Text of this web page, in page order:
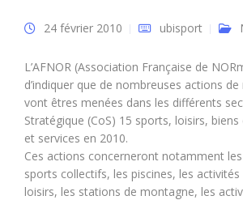
24 février 2010 ubisport
L’AFNOR (Association Française de
d’indiquer que de nombreuses actions
vont êtres menées dans les différents
Stratégique (CoS) 15 sports, loisirs,
et services en 2010.
Ces actions concerneront notamment
sports collectifs, les piscines, les
loisirs, les stations de montagne, les